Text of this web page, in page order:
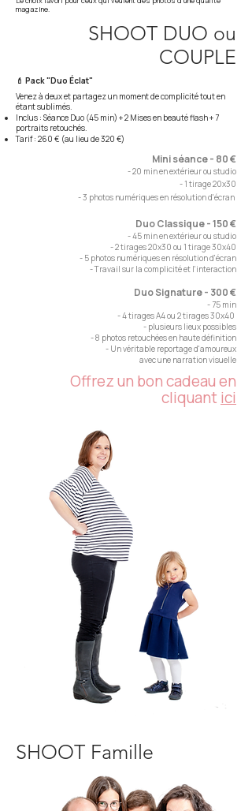
magazine.
SHOOT DUO ou
COUPLE
💄 Pack "Duo Éclat"
Venez à deux et partagez un moment de complicité tout en
étant sublimés.
Inclus : Séance Duo (45 min) + 2 Mises en beauté flash + 7
portraits retouchés.
Tarif : 260 € (au lieu de 320 €)
Mini séance - 80 €
- 20 min en extérieur ou studio
- 1 tirage 20x30
- 3 photos numériques en résolution d'écran
Duo Classique - 150 €
- 45 min en extérieur ou studio
- 2 tirages 20x30 ou 1 tirage 30x40
- 5 photos numériques en résolution d'écran
- Travail sur la complicité et l'interaction
Duo Signature - 300 €
- 75 min
- 4 tirages A4 ou 2 tirages 30x40
- plusieurs lieux possibles
- 8 photos retouchées en haute définition
- Un véritable reportage d'amoureux
avecune narration visuelle
Offrez un bon cadeau en
cliquant ici
SHOOT Famille